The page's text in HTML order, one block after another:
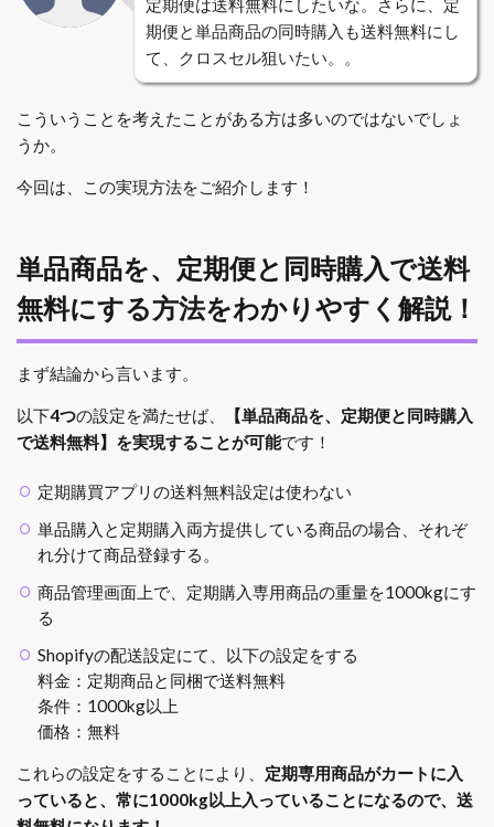
定期便は送料無料にしたいな。さらに、定
期便と単品商品の同時購入も送料無料にし
て、クロスセル狙いたい。。
こういうことを考えたことがある方は多いのではないでしょ
うか。
今回は、この実現方法をご紹介します！
単品商品を、定期便と同時購入で送料
無料にする方法をわかりやすく解説！
まず結論から言います。
以下4つの設定を満たせば、
【単品商品を、定期便と同時購入
で送料無料】を実現することが可能です！
定期購買アプリの送料無料設定は使わない
単品購入と定期購入両方提供している商品の場合、それぞ
れ分けて商品登録する。
商品管理画面上で、定期購入専用商品の重量を1000kgにす
る
Shopifyの配送設定にて、以下の設定をする
料金：定期商品と同梱で送料無料
条件：1000kg以上
価格：無料
これらの設定をすることにより、 定期専用商品がカートに入
っていると、常に1000kg以上入っていることになるので、送